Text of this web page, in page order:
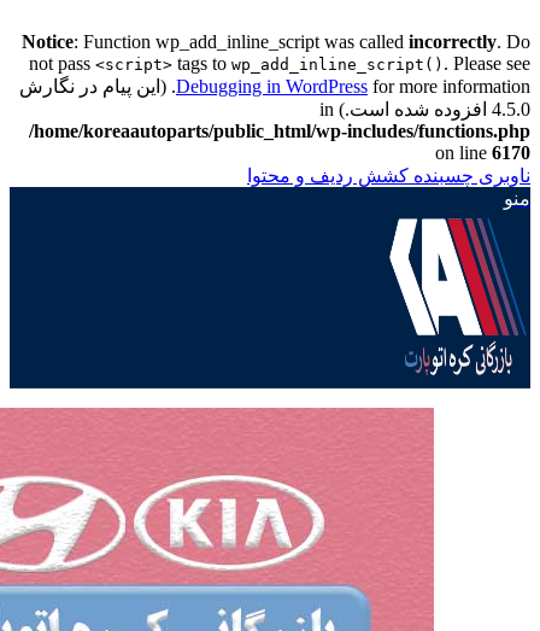
Notice: Function wp_add_inline_script was called incorrectly. Do
not pass <script> tags to wp_add_inline_script() . Please see
Debugging in WordPressfor more information. (این پیام در نگارش
4.5.0 افزوده شده است.) in
/home/koreaautoparts/public_html/wp-includes/functions.php
on line 6170
ناوبری چسبنده کشش ردیف و محتوا
منو